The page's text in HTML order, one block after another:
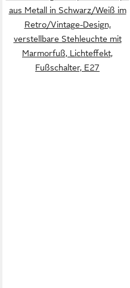
aus Metall in Schwarz/Weiß im
Retro/Vintage-Design,
verstellbare Stehleuchte mit
Marmorfuß, Lichteffekt,
Fußschalter, E27